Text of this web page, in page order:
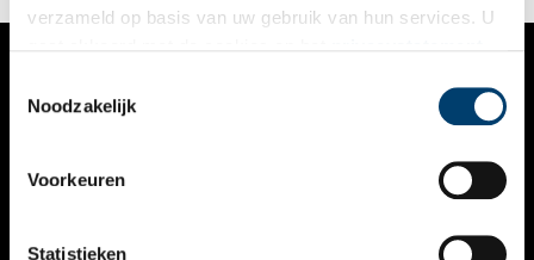
verzameld op basis van uw gebruik van hun services. U
Noodzakelijk
Voorkeuren
Statistieken
VERHALEN
KALENDER
THEMA’S